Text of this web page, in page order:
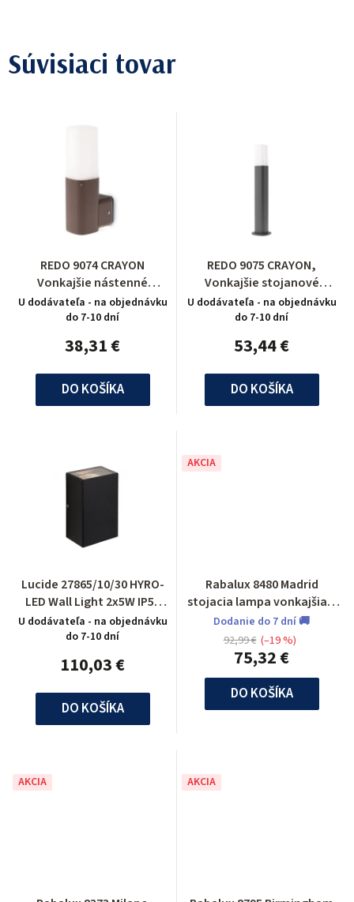
Súvisiaci tovar
REDO 9074 CRAYON
Vonkajšie nástenné
svietidlo
U dodávateľa - na objednávku
do 7-10 dní
38,31 €
DO KOŠÍKA
REDO 9075 CRAYON,
Vonkajšie stojanové
svietidlo
U dodávateľa - na objednávku
do 7-10 dní
53,44 €
DO KOŠÍKA
Lucide 27865/10/30 HYRO-
LED Wall Light 2x5W IP54
L10/W6/H16cm Black
U dodávateľa - na objednávku
do 7-10 dní
110,03 €
DO KOŠÍKA
AKCIA
Rabalux 8480 Madrid
stojacia lampa vonkajšia 1
m
Dodanie do 7 dní 🚚
75,32 €
92,99 € (–19 %)
DO KOŠÍKA
AKCIA AKCIA